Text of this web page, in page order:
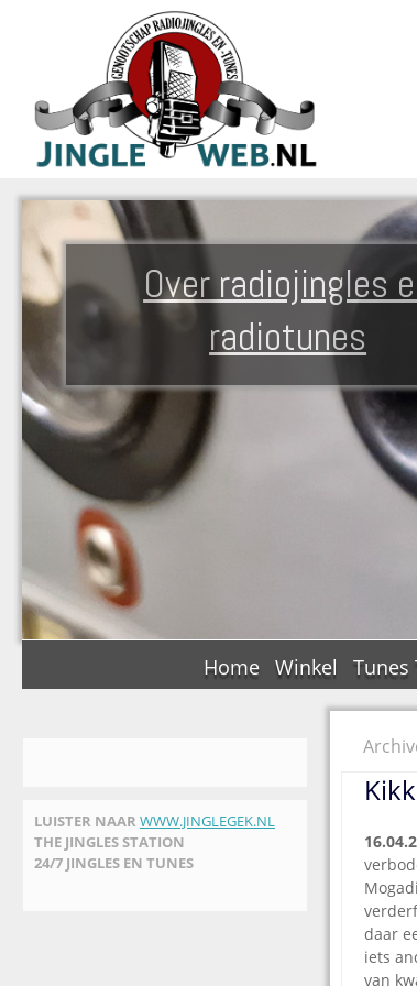
Over radiojingles
radiotunes
Home Winkel Tunes
LUISTER NAAR WWW.JINGLEGEK.NL
THE JINGLES STATION
24/7 JINGLES EN TUNES
daar
iets
van